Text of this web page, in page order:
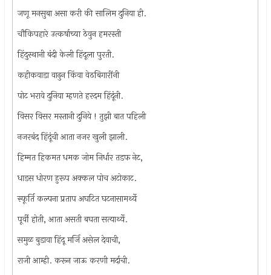
जणू मनसुबा असा करी की सालिम दुनिया ही.
चौकिपहारे उत्कर्षाच्या ठेवुन हमरस्ती
हिंदुस्थानी बंदी केली हिंदूला पुरती.
कहीकवाडा वाढुन किंवा वेठबिगारींनी
पोट भरावे दुनिया म्हणते हरदम हिंदूंनी.
विसर विसर मस्तानी दुनिये ! तुझी बात पहिली
नजरबंद हिंदूंची आता नजर खुली झाली.
हिम्मत हिकमत धमक जोम निर्धार तडफ नेट,
धाडस धोरण हुरूप अक्कल पोच अटोकाट.
स्फूर्ति कल्पना प्रताप अघटित घटनासामर्थ्ये
पूर्वी होती, आता असती बघता सत्यार्थ्ये.
समुळ बुडावा हिंदू मर्जि असेल देवाची,
राजी आम्ही. करून जाऊ करणी मर्दाची.